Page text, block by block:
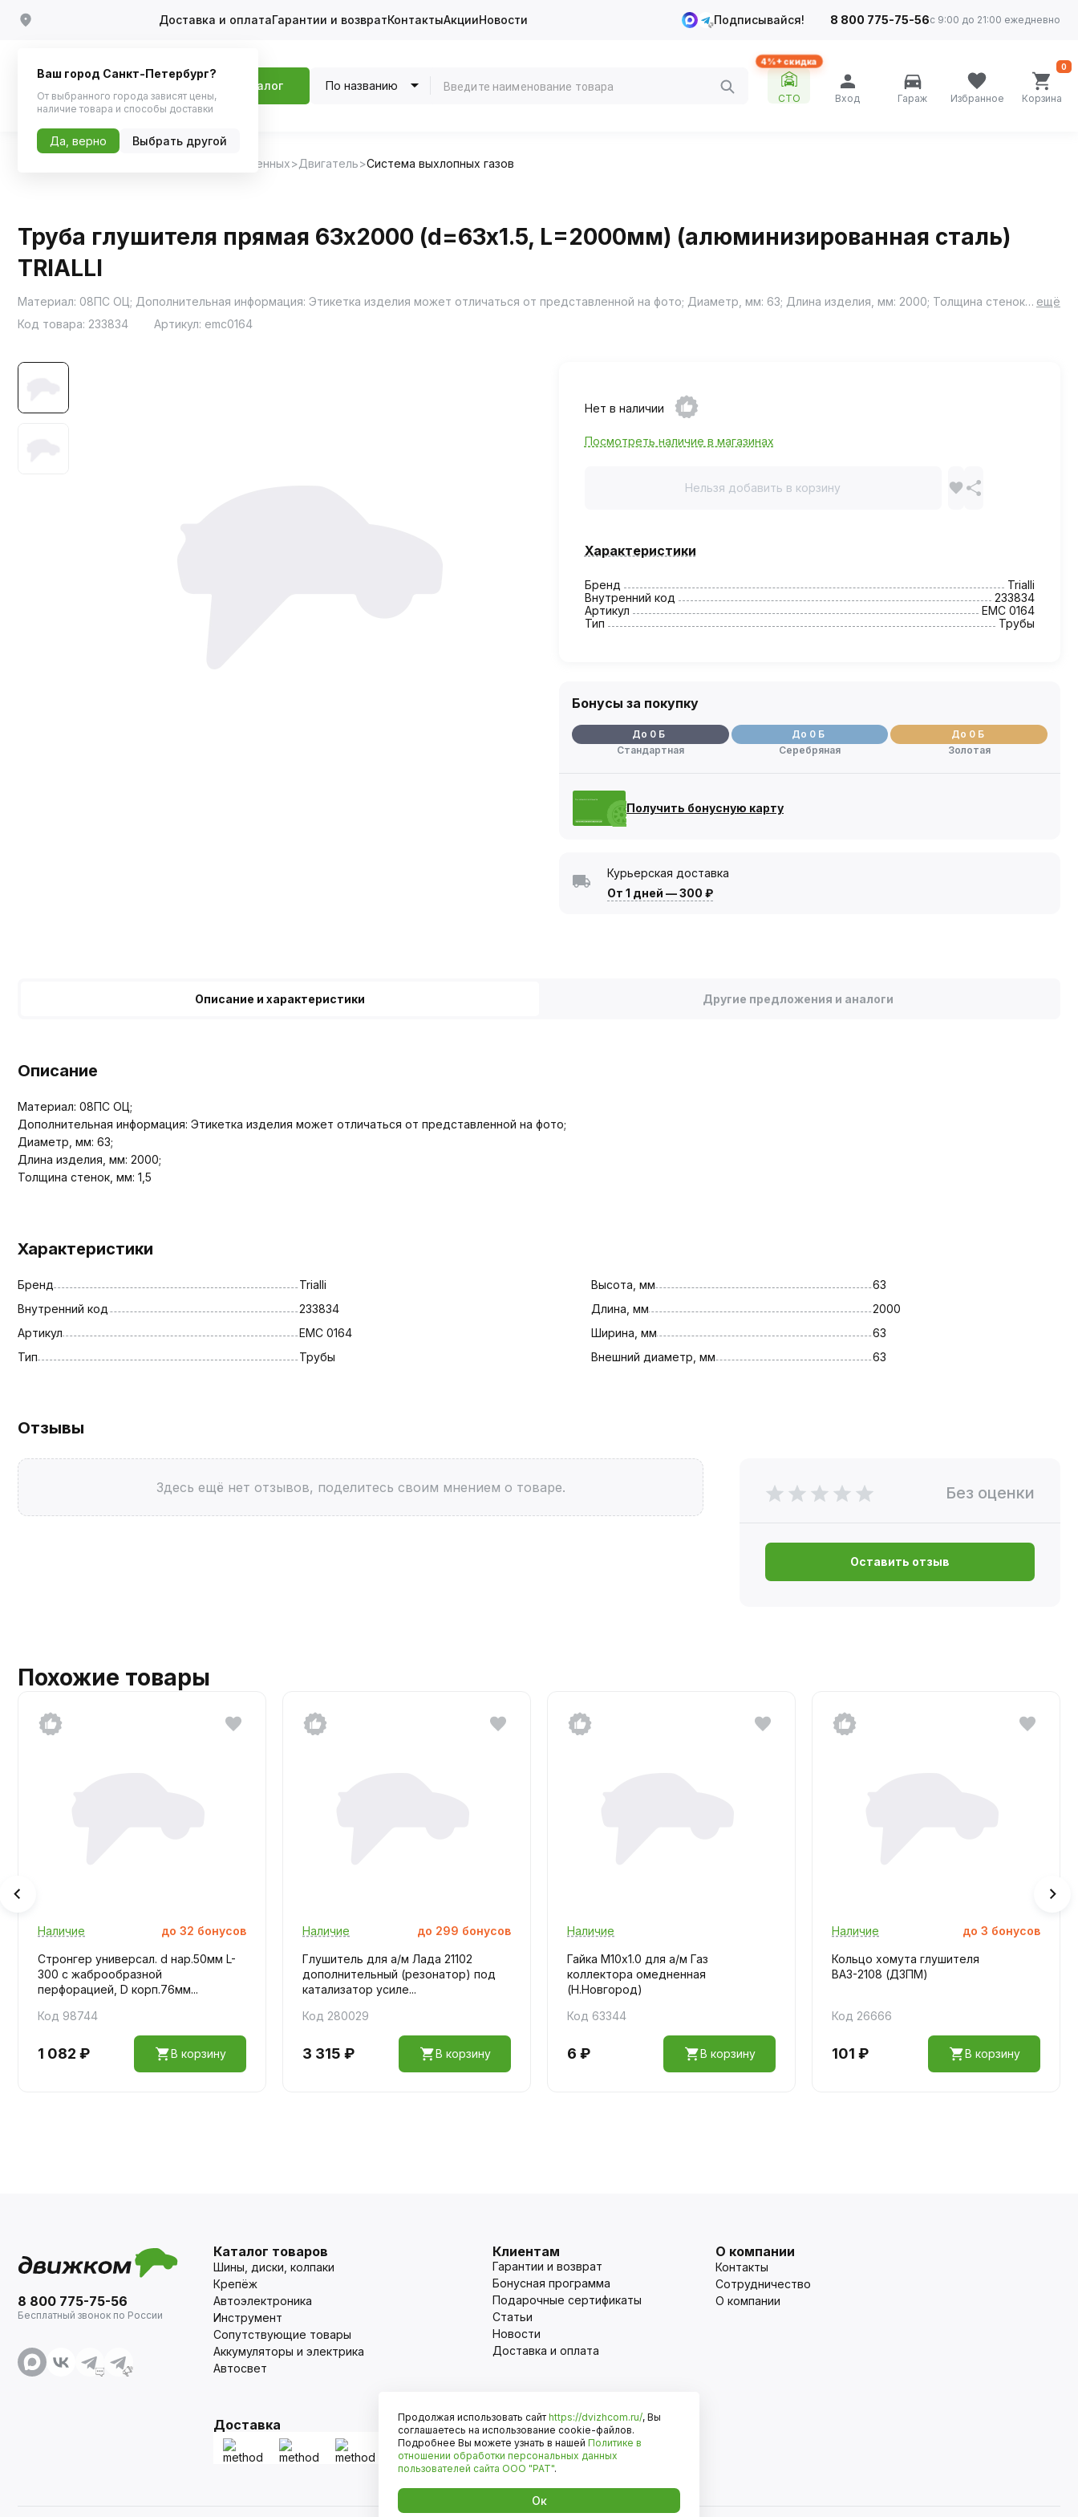
Доставка и оплатаГарантии и возвратКонтактыАкцииНовости Подписывайся! 8 800 775-75-56с 9:00 до 21:00 ежедневно
Каталог По названию
4%+ скидка
СТО Вход Гараж Избранное Корзина
0
Запчасти для отечественных Двигатель Система выхлопных газов
Труба глушителя прямая 63х2000 (d=63х1.5, L=2000мм) (алюминизированная сталь)
TRIALLI
Материал: 08ПС ОЦ; Дополнительная информация: Этикетка изделия может отличаться от представленной на фото; Диаметр, мм: 63; Длина изделия, мм: 2000; Толщина стенок, мм: 1,5 ещё
Код товара: 233834 Артикул: emc0164
Нет в наличии
Посмотреть наличие в магазинах
Нельзя добавить в корзину
Характеристики
Бренд
Trialli
Внутренний код
233834
Артикул
EMC 0164
Тип
Трубы
Бонусы за покупку
До 0 Б
Стандартная
До 0 Б
Серебряная
До 0 Б
Золотая
Получить бонусную карту
Курьерская доставка
От 1 дней —300 ₽
Описание и характеристики Другие предложения и аналоги
Описание
Материал: 08ПС ОЦ;
Дополнительная информация: Этикетка изделия может отличаться от представленной на фото;
Диаметр, мм: 63;
Длина изделия, мм: 2000;
Толщина стенок, мм: 1,5
Характеристики
Бренд
Trialli
Внутренний код
233834
Артикул
EMC 0164
Тип
Трубы
Высота, мм
63
Длина, мм
2000
Ширина, мм
63
Внешний диаметр, мм
63
Отзывы
Здесь ещё нет отзывов, поделитесь своим мнением о товаре. Без оценки
Оставить отзыв
Похожие товары
Наличие до 32 бонусов
Стронгер универсал. d нар.50мм L-
300 с жаброобразной
перфорацией, D корп.76мм...
Код 98744
1 082 ₽ В корзину
Наличие до 299 бонусов
Глушитель для а/м Лада 21102
дополнительный (резонатор) под
катализатор усиле...
Код 280029
3 315 ₽ В корзину
Наличие
Гайка М10х1.0 для а/м Газ
коллектора омедненная
(Н.Новгород)
Код 63344
6 ₽ В корзину
Наличие до 3 бонусов
Кольцо хомута глушителя
ВАЗ-2108 (ДЗПМ)
Код 26666
101 ₽ В корзину
8 800 775-75-56
Бесплатный звонок по России
Каталог товаров
Шины, диски, колпаки
Крепёж
Автоэлектроника
Инструмент
Сопутствующие товары
Аккумуляторы и электрика
Автосвет
Клиентам
Гарантии и возврат
Бонусная программа
Подарочные сертификаты
Статьи
Новости
Доставка и оплата
О компании
Контакты
Сотрудничество
О компании
Доставка Оплата
Ваш город Санкт-Петербург?
От выбранного города зависят цены,
наличие товара и способы доставки
Да, верно Выбрать другой
Продолжая использовать сайт https://dvizhcom.ru/, Вы
соглашаетесь на использование cookie-файлов.
Подробнее Вы можете узнать в нашей Политике в
отношении обработки персональных данных
пользователей сайта ООО "РАТ".
Ок